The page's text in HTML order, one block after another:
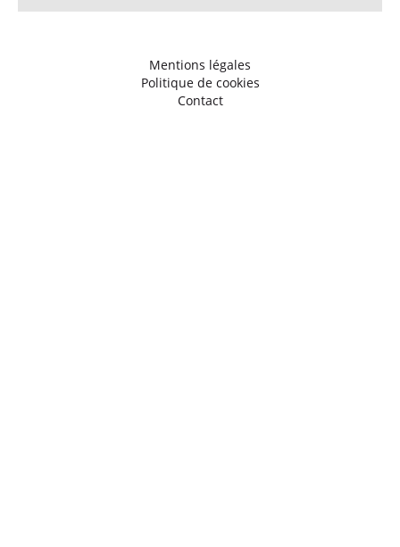
Mentions légales
Politique de cookies
Contact